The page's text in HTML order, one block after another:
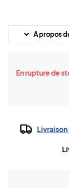
A propos
En rupture de